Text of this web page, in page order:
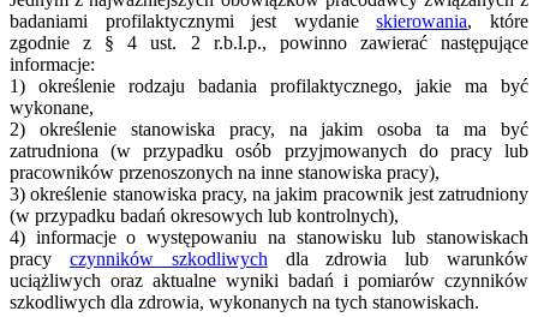
badaniami profilaktycznymi jest wydanieskierowania, które
zgodnie z § 4 ust. 2 r.b.l.p., powinno zawierać następujące
informacje:
1) określenie rodzaju badania profilaktycznego, jakie ma być
wykonane,
2) określenie stanowiska pracy, na jakim osoba ta ma być
zatrudniona (w przypadku osób przyjmowanych do pracy lub
pracowników przenoszonych na inne stanowiska pracy),
3) określenie stanowiska pracy, na jakim pracownik jest zatrudniony
(w przypadku badań okresowych lub kontrolnych),
4) informacje o występowaniu na stanowisku lub stanowiskach
pracy czynników szkodliwych dla zdrowia lub warunków
uciążliwych oraz aktualne wyniki badań i pomiarów czynników
szkodliwych dla zdrowia, wykonanych na tych stanowiskach.